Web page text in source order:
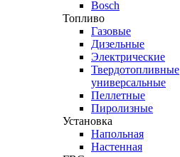
Bosch
Топливо
Газовые
Дизельные
Электрические
Твердотопливные
универсальные
Пеллетные
Пиролизные
Установка
Напольная
Настенная